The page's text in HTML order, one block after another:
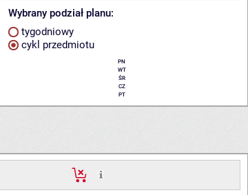
Wybrany podział planu:
tygodniowy
cykl przedmiotu
PN
WT
ŚR
CZ
PT